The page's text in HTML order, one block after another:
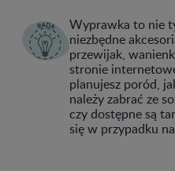
Wyprawka to nie
niezbędne
przewijak,
stronie
planujesz poród,
należy zabrać ze
czy dostępne są
się w przypadku